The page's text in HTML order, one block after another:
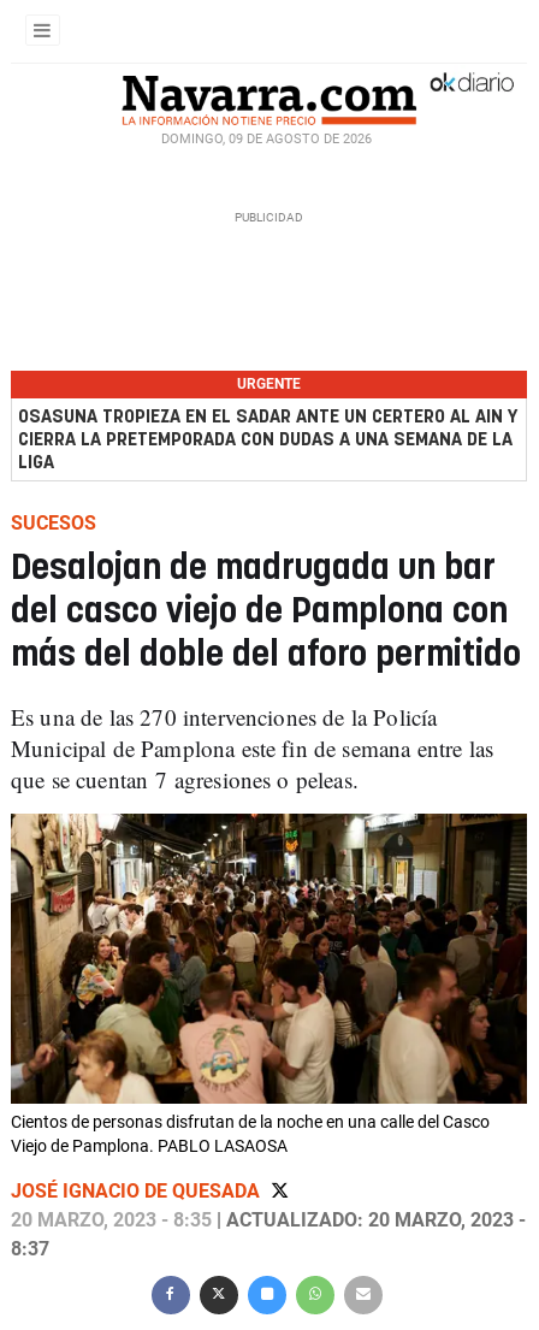
DOMINGO, 09 DE AGOSTO DE 2026
URGENTE
OSASUNA TROPIEZA EN EL SADAR ANTE UN CERTERO AL AIN Y
CIERRA LA PRETEMPORADA CON DUDAS A UNA SEMANA DE LA
LIGA
SUCESOS
Desalojan de madrugada un bar
del casco viejo de Pamplona con
más del doble del aforo permitido
Es una de las 270 intervenciones de la Policía
Municipal de Pamplona este fin de semana entre las
que se cuentan 7 agresiones o peleas.
Cientos de personas disfrutan de la noche en una calle del Casco
Viejo de Pamplona. PABLO LASAOSA
JOSÉ IGNACIO DE QUESADA
20 MARZO, 2023 - 8:35 | ACTUALIZADO: 20 MARZO, 2023 -
8:37